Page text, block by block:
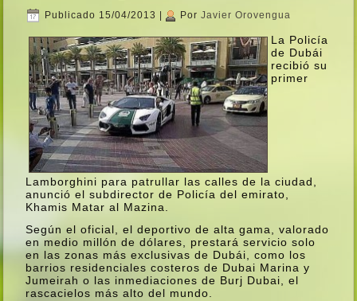
Publicado 15/04/2013 Por Javier Orovengua
La Policí­a
de Dubái
recibió su
primer
Lamborghini para patrullar las calles de la ciudad,
anunció el subdirector de Policí­a del emirato,
Khamis Matar al Mazina.
Según el oficial, el deportivo de alta gama, valorado
en medio millón de dólares, prestará servicio solo
en las zonas más exclusivas de Dubái, como los
barrios residenciales costeros de Dubai Marina y
Jumeirah o las inmediaciones de Burj Dubai, el
rascacielos más alto del mundo.